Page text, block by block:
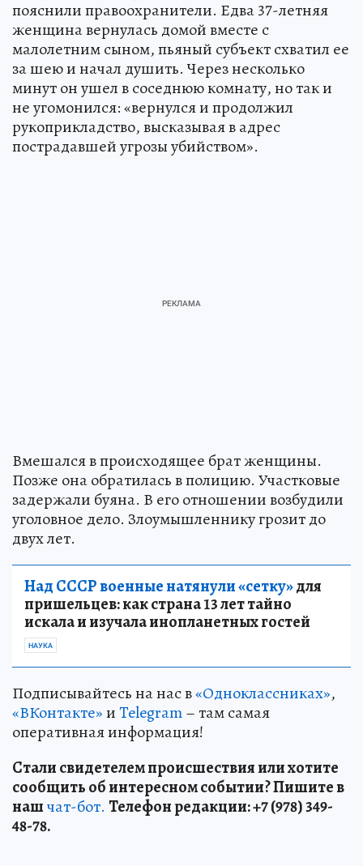
пояснили правоохранители. Едва 37-летняя
женщина вернулась домой вместе с
малолетним сыном, пьяный субъект схватил ее
за шею и начал душить. Через несколько
минут он ушел в соседнюю комнату, но так и
не угомонился: «вернулся и продолжил
рукоприкладство, высказывая в адрес
пострадавшей угрозы убийством».
Вмешался в происходящее брат женщины.
Позже она обратилась в полицию. Участковые
задержали буяна. В его отношении возбудили
уголовное дело. Злоумышленнику грозит до
двух лет.
Над СССР военные натянули «сетку»для
пришельцев: как страна 13 лет тайно
искала и изучала инопланетных гостей
НАУКА
Подписывайтесь на нас в«Одноклассниках»,
«ВКонтакте»иTelegram– там самая
оперативная информация!
Стали свидетелем происшествия или хотите
сообщить об интересном событии? Пишите в
нашчат-бот. Телефон редакции: +7 (978) 349-
48-78.